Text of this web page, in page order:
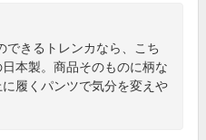
できるトレンカなら、こち
本製。商品そのものに柄な
履くパンツで気分を変えや